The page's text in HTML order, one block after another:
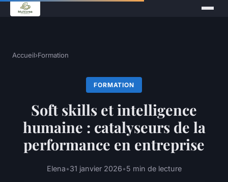
Accueil›Formation
FORMATION
Soft skills et intelligence
humaine : catalyseurs de la
performance en entreprise
Elena•31 janvier 2026•5 min de lecture